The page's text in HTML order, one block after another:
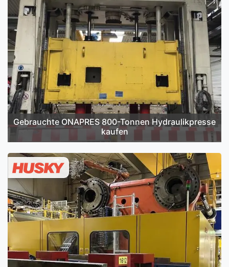
Gebrauchte ONAPRES 800-Tonnen Hydraulikpresse
kaufen